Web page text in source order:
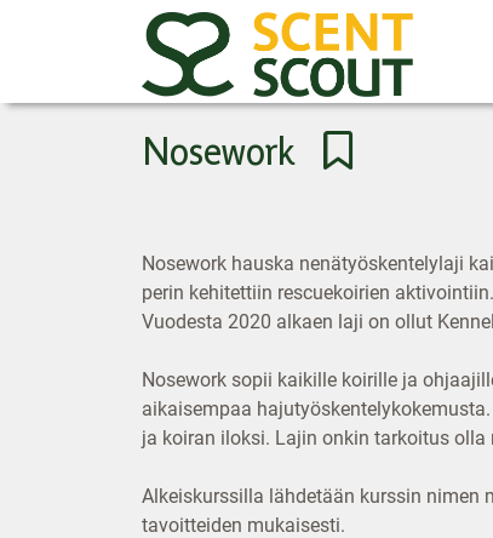
Nosework
Nosework hauska nenätyöskentelylaji
perin kehitettiin rescuekoirien
Vuodesta 2020 alkaen laji on ollut
Nosework sopii kaikille koirille ja
aikaisempaa
ja koiran iloksi. Lajin onkin tarkoitus
Alkeiskurssilla lähdetään kurssin nimen
tavoitteiden mukaisesti.